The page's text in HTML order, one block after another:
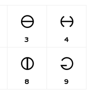
3
3
4
4
8
8
9
9